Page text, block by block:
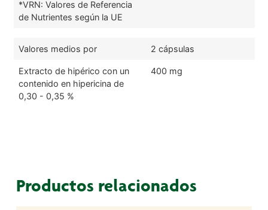
*VRN: Valores de Referencia
de Nutrientes según la UE
Valores medios por 2 cápsulas
Extracto de hipérico con un
contenido en hipericina de
0,30 - 0,35 %
400 mg
Productos relacionados